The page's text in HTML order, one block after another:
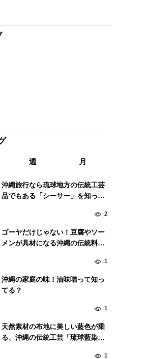
週 月
沖縄旅行なら琉球地方の伝統工芸
品でもある「シーサー」を知って
2
ゴーヤだけじゃない！豆腐やソー
メンが具材になる沖縄の伝統料理
1
沖縄の家庭の味！油味噌って知っ
てる？
1
天然素材の布地に美しい藍色が乗
る、沖縄の伝統工芸「琉球藍染
1